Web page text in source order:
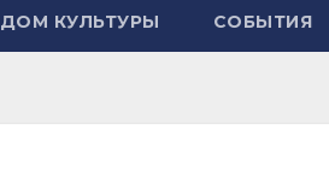
ДОМ КУЛЬТУРЫ СОБЫТИЯ